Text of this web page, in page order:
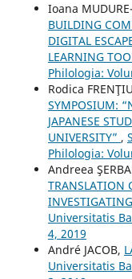
Ioana
BUILDING
DIGITAL
LEARNING
Philologia:
Rodica
SYMPOSIUM:
JAPANESE
UNIVERSITY” ,
Philologia:
Andreea
TRANSLATION
Universitatis
4, 2019
André JACOB,
Universitatis